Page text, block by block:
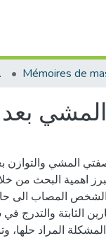
Mémoires de
المشي والتوازن
اهمية البحث من
المصاب الى
الثابتة والتدرج
المراد حلها،